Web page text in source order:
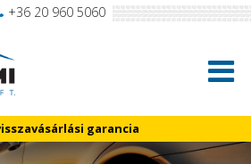
+36 20 960 5060
garancia